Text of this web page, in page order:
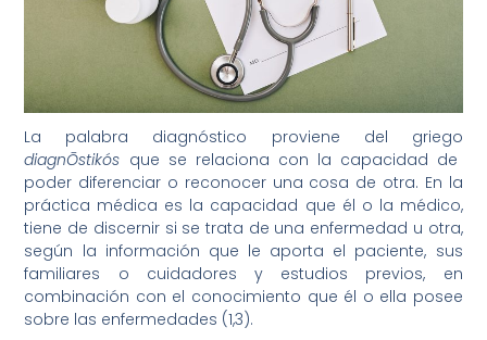
La palabra diagnóstico proviene del griego
diagnŌstikós que se relaciona con la capacidad de
poder diferenciar o reconocer una cosa de otra. En la
práctica médica es la capacidad que él o la médico,
tiene de discernir si se trata de una enfermedad u otra,
según la información que le aporta el paciente, sus
familiares o cuidadores y estudios previos, en
combinación con el conocimiento que él o ella posee
sobre las enfermedades (1,3).